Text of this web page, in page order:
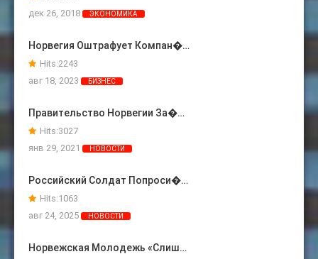
дек 26, 2018
ЭКОНОМИКА
Норвегия Оштрафует Компан�…
Hits:2243
авг 18, 2023
БИЗНЕС
Правительство Норвегии За�…
Hits:3027
янв 29, 2021
НОВОСТИ
Российский Солдат Попроси�…
Hits:1063
авг 24, 2025
НОВОСТИ
Норвежская Молодежь «слиш…